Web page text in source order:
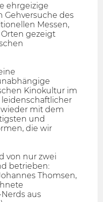
ehrgeizige
Gehversuche des
Messen,
gezeigt
Kinokultur im
mit dem
und
die wir
von nur zwei
betrieben:
Thomsen,
aus